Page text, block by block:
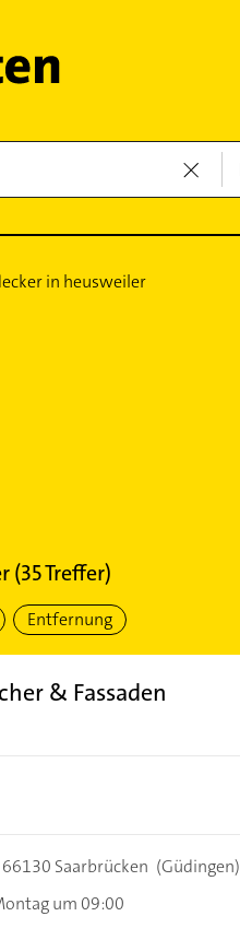
(35Treffer)
Entfernung
& Fassaden
66130 Saarbrücken (Güdingen)
um 09:00